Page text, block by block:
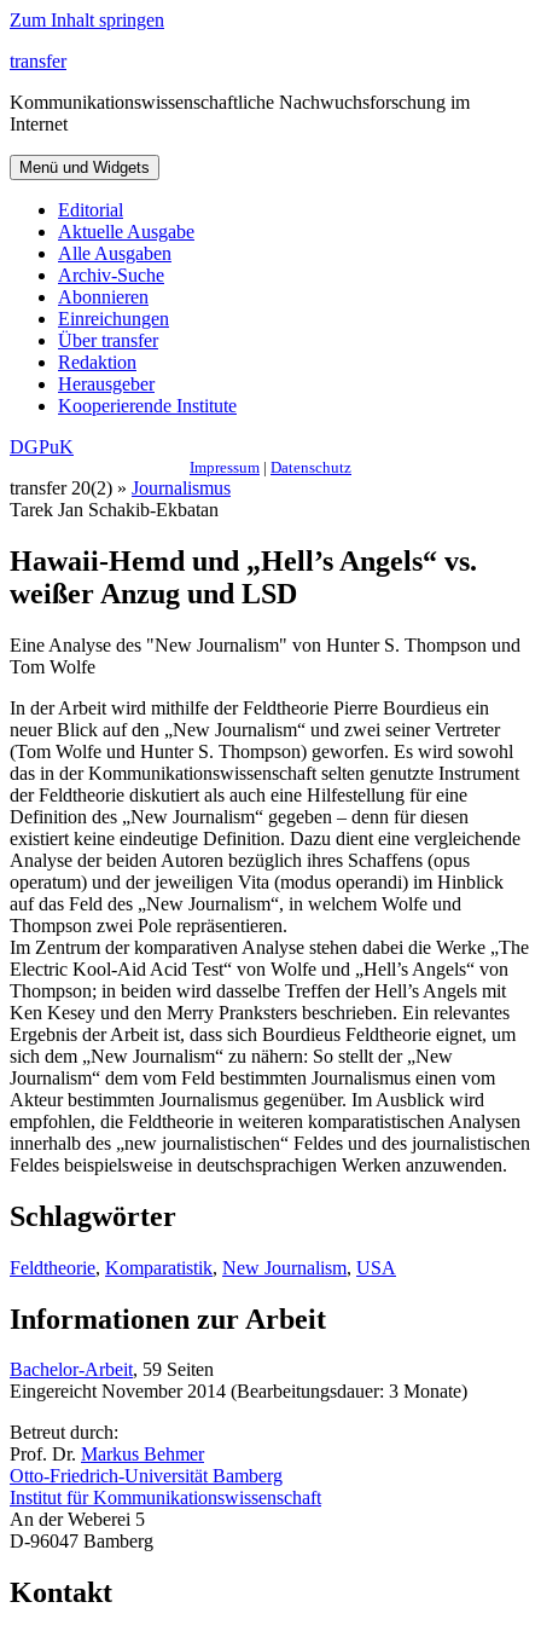
Zum Inhalt springen
transfer
Kommunikationswissenschaftliche Nachwuchsforschung im
Internet
Menü und Widgets
Editorial
Aktuelle Ausgabe
Alle Ausgaben
Archiv-Suche
Abonnieren
Einreichungen
Über transfer
Redaktion
Herausgeber
Kooperierende Institute
DGPuK
Impressum | Datenschutz
transfer 20(2) » Journalismus
Tarek Jan Schakib-Ekbatan
Hawaii-Hemd und „Hell’s Angels“ vs.
weißer Anzug und LSD
Eine Analyse des "New Journalism" von Hunter S. Thompson und
Tom Wolfe
In der Arbeit wird mithilfe der Feldtheorie Pierre Bourdieus ein
neuer Blick auf den „New Journalism“ und zwei seiner Vertreter
(Tom Wolfe und Hunter S. Thompson) geworfen. Es wird sowohl
das in der Kommunikationswissenschaft selten genutzte Instrument
der Feldtheorie diskutiert als auch eine Hilfestellung für eine
Definition des „New Journalism“ gegeben – denn für diesen
existiert keine eindeutige Definition. Dazu dient eine vergleichende
Analyse der beiden Autoren bezüglich ihres Schaffens (opus
operatum) und der jeweiligen Vita (modus operandi) im Hinblick
auf das Feld des „New Journalism“, in welchem Wolfe und
Thompson zwei Pole repräsentieren.
Im Zentrum der komparativen Analyse stehen dabei die Werke „The
Electric Kool-Aid Acid Test“ von Wolfe und „Hell’s Angels“ von
Thompson; in beiden wird dasselbe Treffen der Hell’s Angels mit
Ken Kesey und den Merry Pranksters beschrieben. Ein relevantes
Ergebnis der Arbeit ist, dass sich Bourdieus Feldtheorie eignet, um
sich dem „New Journalism“ zu nähern: So stellt der „New
Journalism“ dem vom Feld bestimmten Journalismus einen vom
Akteur bestimmten Journalismus gegenüber. Im Ausblick wird
empfohlen, die Feldtheorie in weiteren komparatistischen Analysen
innerhalb des „new journalistischen“ Feldes und des journalistischen
Feldes beispielsweise in deutschsprachigen Werken anzuwenden.
Schlagwörter
Feldtheorie, Komparatistik, New Journalism, USA
Informationen zur Arbeit
Bachelor-Arbeit, 59 Seiten
Eingereicht November 2014 (Bearbeitungsdauer: 3 Monate)
Betreut durch:
Prof. Dr. Markus Behmer
Otto-Friedrich-Universität Bamberg
Institut für Kommunikationswissenschaft
An der Weberei 5
D-96047 Bamberg
Kontakt